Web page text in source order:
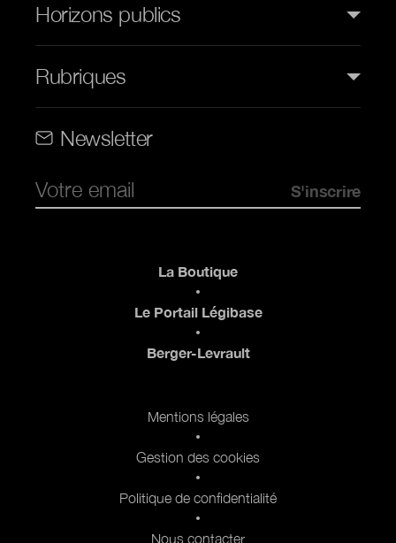
Horizons publics
Rubriques
Newsletter
La Boutique
Le Portail Légibase
Berger-Levrault
Mentions légales
Gestion des cookies
Politique de confidentialité
Nous contacter